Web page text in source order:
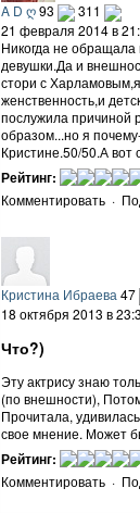
A D ღ93
311
21 февраля 2014 в
Никогда не обращала
девушки.Да и
стори с
женственность,и
послужила причиной
образом...но я
Кристине.50/50.А вот
Рейтинг:
Комментировать ·
Кристина Ибраева 47
18 октября 2013 в
Что?)
Эту актрису знаю
(по внешности),
Прочитала,
свое мнение. Может
Рейтинг:
Комментировать ·